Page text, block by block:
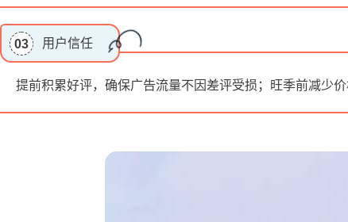
03 用户信任
提前积累好评，确保广告流量不因差评受损；旺季前减少